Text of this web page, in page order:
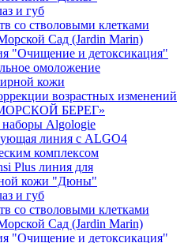
и губ
со стволовыми клетками
Сад (Jardin Marin)
"Очищение и детоксикация"
омоложение
кожи
возрастных изменений
БЕРЕГ»
Algologie
линия с ALGO4
комплексом
Plus линия для
кожи "Дюны"
и губ
со стволовыми клетками
Сад (Jardin Marin)
"Очищение и детоксикация"